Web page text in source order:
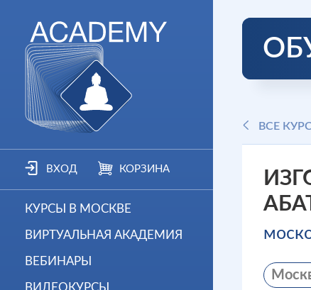
ВХОД КОРЗИНА
КУРСЫ В МОСКВЕ
ВИРТУАЛЬНАЯ АКАДЕМИЯ
ВЕБИНАРЫ
ВИДЕОКУРСЫ
ВСЕ